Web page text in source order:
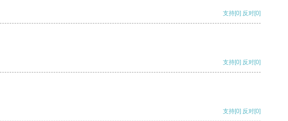
支持[0] 反对[0]
支持[0] 反对[0]
支持[0] 反对[0]